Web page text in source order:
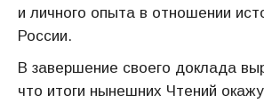
и личного опыта в отношении
России.
В завершение своего доклада
что итоги нынешних Чтений